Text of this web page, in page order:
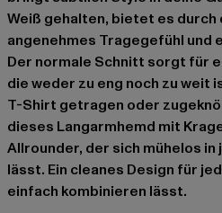
Weiß gehalten, bietet es durch
angenehmes Tragegefühl und
Der normale Schnitt sorgt für
die weder zu eng noch zu weit
T-Shirt getragen oder
dieses Langarmhemd mit
Allrounder, der sich mühelos
lässt. Ein cleanes Design für
einfach kombinieren lässt.